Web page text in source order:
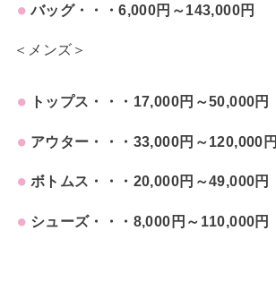
バッグ・・・6,000円～143,000円
＜メンズ＞
トップス・・・17,000円～50,000円
アウター・・・33,000円～120,000円
ボトムス・・・20,000円～49,000円
シューズ・・・8,000円～110,000円